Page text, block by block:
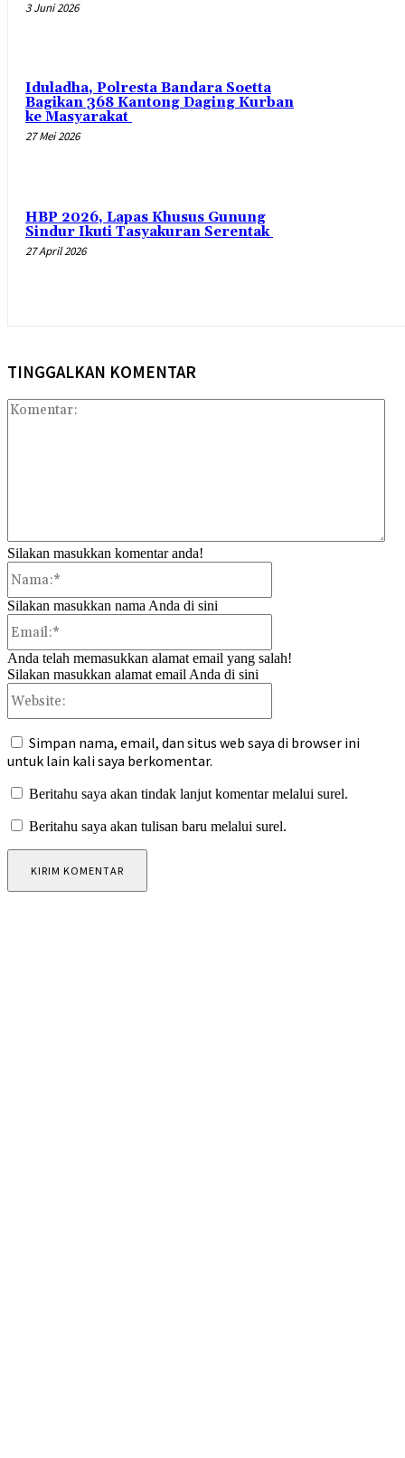
3 Juni 2026
Iduladha, Polresta Bandara Soetta
Bagikan 368 Kantong Daging Kurban
ke Masyarakat
27 Mei 2026
HBP 2026, Lapas Khusus Gunung
Sindur Ikuti Tasyakuran Serentak
27 April 2026
TINGGALKAN KOMENTAR
Silakan masukkan komentar anda!
Silakan masukkan nama Anda di sini
Anda telah memasukkan alamat email yang salah!
Silakan masukkan alamat email Anda di sini
Simpan nama, email, dan situs web saya di browser ini
untuk lain kali saya berkomentar.
Beritahu saya akan tindak lanjut komentar melalui surel.
Beritahu saya akan tulisan baru melalui surel.